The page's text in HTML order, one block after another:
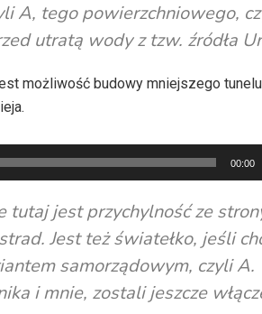
A, tego powierzchniowego,
utratą wody z tzw. źródła
możliwość budowy mniejszego
00:00
tutaj jest przychylność ze
Jest też światełko, jeśli
samorządowym, czyli A.
i mnie, zostali jeszcze